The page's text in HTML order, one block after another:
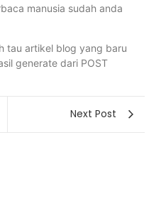
manusia sudah anda
tau artikel blog yang baru
generate dari POST
Next Post